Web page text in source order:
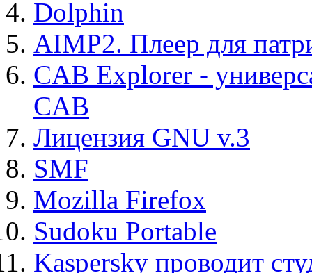
Dolphin
AIMP2. Плеер для
CAB Explorer -
CAB
Лицензия GNU v.3
SMF
Mozilla Firefox
Sudoku Portable
Kaspersky проводит